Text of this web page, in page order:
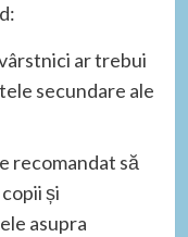
ar trebui
secundare ale
recomandat să
și
asupra